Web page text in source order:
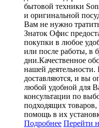
бытовой техники
и оригинальной
Вам не нужно
Знаток Офис
покупки в любое
или после работы, в
дни.Качественное
нашей
доставляются, и вы
любой удобной для
консультации по
подходящих
помощь в их
Подробнее Перейти